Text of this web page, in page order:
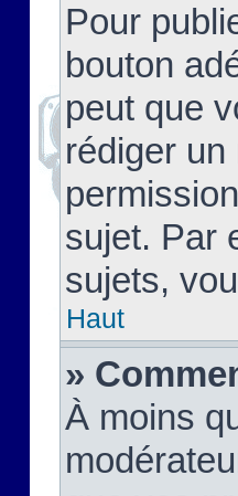
Pour
bouton
peut que
rédiger
sujet. Par
sujets,
Haut
»
À moins